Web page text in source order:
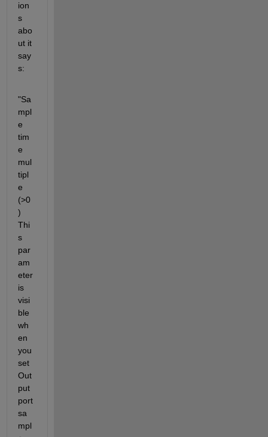
ion
s
abo
ut it
say
s:
"Sa
mpl
e
tim
e
mul
tipl
e
(>0
)
Thi
s
par
am
eter
is
visi
ble
wh
en
you
set
Out
put
port
sa
mpl